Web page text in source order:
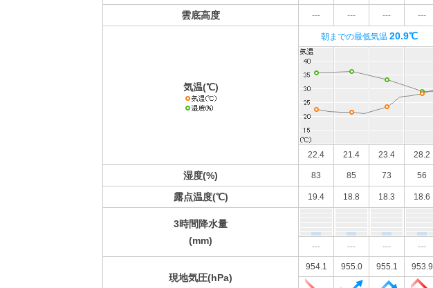
雲底高度 --- --- --- ---
気温(℃)
朝までの最低気温 20.9℃
22.4 21.4 23.4 28.2
湿度(%) 83 85 73 56
露点温度(℃) 19.4 18.8 18.3 18.6
3時間降水量
(mm)
--- --- --- ---
現地気圧(hPa)
954.1 955.0 955.1 953.9